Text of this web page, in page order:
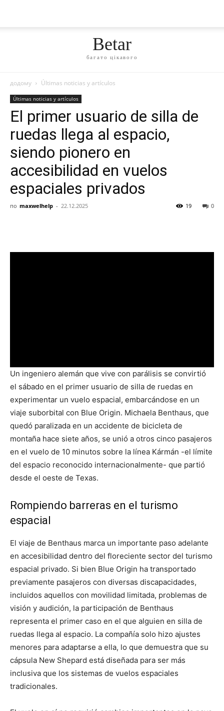
Betar
багато цікавого
додому Últimas noticias y artículos
Últimas noticias y artículos
El primer usuario de silla de
ruedas llega al espacio,
siendo pionero en
accesibilidad en vuelos
espaciales privados
по maxwelhelp - 22.12.2025 0
19
Un ingeniero alemán que vive con parálisis se convirtió
el sábado en el primer usuario de silla de ruedas en
experimentar un vuelo espacial, embarcándose en un
viaje suborbital con Blue Origin. Michaela Benthaus, que
quedó paralizada en un accidente de bicicleta de
montaña hace siete años, se unió a otros cinco pasajeros
en el vuelo de 10 minutos sobre la línea Kármán -el límite
del espacio reconocido internacionalmente- que partió
desde el oeste de Texas.
Rompiendo barreras en el turismo
espacial
El viaje de Benthaus marca un importante paso adelante
en accesibilidad dentro del floreciente sector del turismo
espacial privado. Si bien Blue Origin ha transportado
previamente pasajeros con diversas discapacidades,
incluidos aquellos con movilidad limitada, problemas de
visión y audición, la participación de Benthaus
representa el primer caso en el que alguien en silla de
ruedas llega al espacio. La compañía solo hizo ajustes
menores para adaptarse a ella, lo que demuestra que su
cápsula New Shepard está diseñada para ser más
inclusiva que los sistemas de vuelos espaciales
tradicionales.